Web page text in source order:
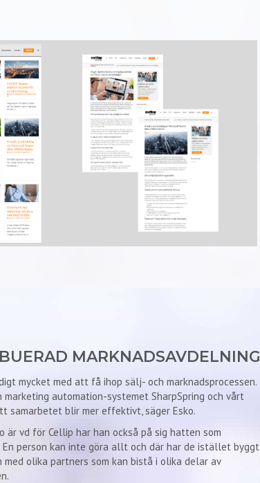
MARKNADSAVDELNING
mycket med att få ihop sälj- och marknadsprocessen.
marketing automation-systemet SharpSpring och vårt
samarbetet blir mer effektivt, säger Esko.
är vd för Cellip har han också på sig hatten som
En person kan inte göra allt och där har de istället byggt
olika partners som kan bistå i olika delar av